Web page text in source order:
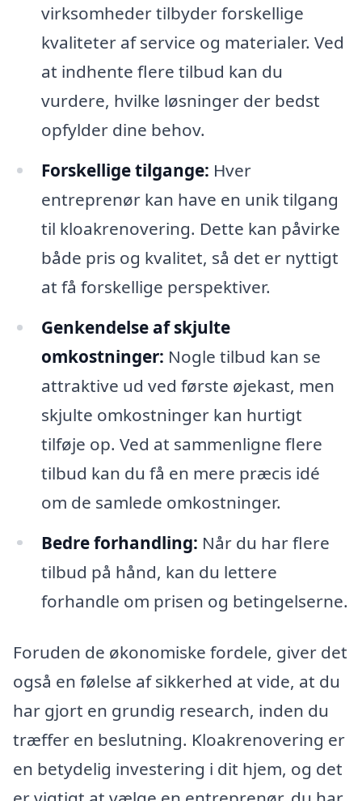
virksomheder tilbyder forskellige
kvaliteter af service og materialer. Ved
at indhente flere tilbud kan du
vurdere, hvilke løsninger der bedst
opfylder dine behov.
Forskellige tilgange: Hver
entreprenør kan have en unik tilgang
til kloakrenovering. Dette kan påvirke
både pris og kvalitet, så det er nyttigt
at få forskellige perspektiver.
Genkendelse af skjulte
omkostninger: Nogle tilbud kan se
attraktive ud ved første øjekast, men
skjulte omkostninger kan hurtigt
tilføje op. Ved at sammenligne flere
tilbud kan du få en mere præcis idé
om de samlede omkostninger.
Bedre forhandling: Når du har flere
tilbud på hånd, kan du lettere
forhandle om prisen og betingelserne.
Foruden de økonomiske fordele, giver det
også en følelse af sikkerhed at vide, at du
har gjort en grundig research, inden du
træffer en beslutning. Kloakrenovering er
en betydelig investering i dit hjem, og det